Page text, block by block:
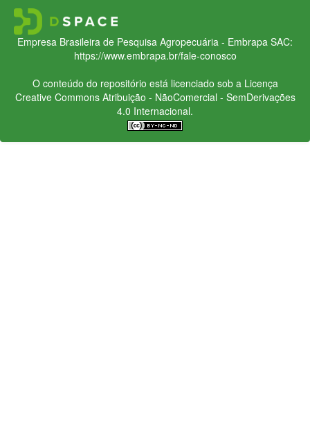
Empresa Brasileira de Pesquisa Agropecuária - Embrapa SAC:
https://www.embrapa.br/fale-conosco
O conteúdo do repositório está licenciado sob a Licença
Creative CommonsAtribuição - NãoComercial - SemDerivações
4.0 Internacional.